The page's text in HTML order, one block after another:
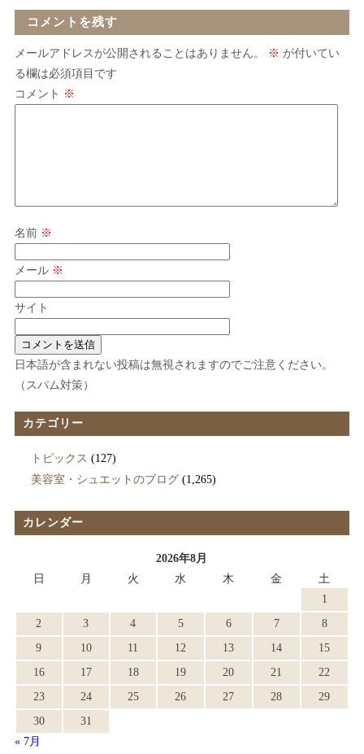
コメントを残す
メールアドレスが公開されることはありません。 ※ が付いてい
る欄は必須項目です
コメント ※
名前 ※
メール ※
サイト
日本語が含まれない投稿は無視されますのでご注意ください。
（スパム対策）
カテゴリー
トピックス (127)
美容室・シュエットのブログ(1,265)
カレンダー
2026年8月
日
月 火 水 木 金
土
1
2
3 4 5 6 7
8
9
10 11 12 13 14
15
16
17 18 19 20 21
22
23
24 25 26 27 28
29
30
31
« 7月